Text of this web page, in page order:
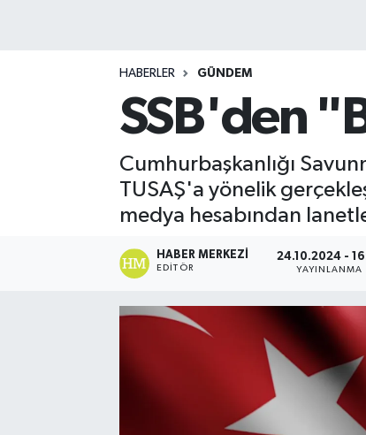
HABERLER GÜNDEM
SSB'den
Cumhurbaşkanlığı
TUSAŞ'a yönelik
medya hesabından
HABER MERKEZI
EDITÖR
24.10.2024 -
YAYINLANMA